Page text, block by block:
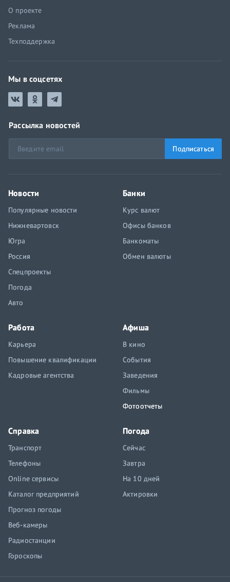
О проекте
Реклама
Техподдержка
Мы в соцсетях
Рассылка новостей
Подписаться
Новости
Популярные новости
Нижневартовск
Югра
Россия
Спецпроекты
Погода
Авто
Банки
Курс валют
Офисы банков
Банкоматы
Обмен валюты
Работа
Карьера
Повышение квалификации
Кадровые агентства
Афиша
В кино
События
Заведения
Фильмы
Фотоотчеты
Справка
Транспорт
Телефоны
Online сервисы
Каталог предприятий
Прогноз погоды
Веб-камеры
Радиостанции
Гороскопы
Погода
Сейчас
Завтра
На 10 дней
Актировки